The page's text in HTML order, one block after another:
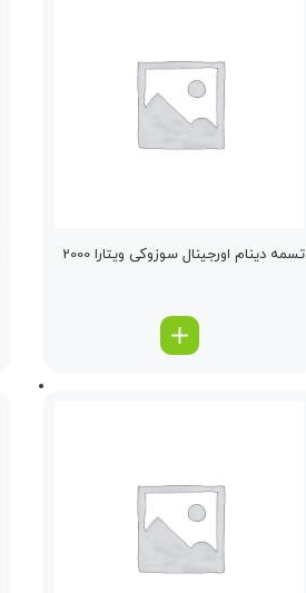
تسمه دینام اورجینال سوزوکی ویتارا 2000